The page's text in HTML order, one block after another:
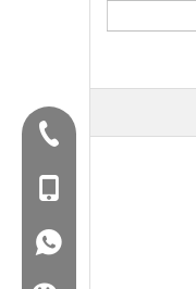
تلفن:+86-577-88627766
WA: 0086 18858715170